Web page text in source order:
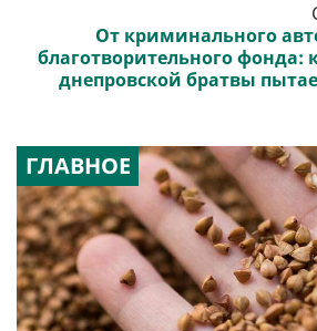
От криминального
благотворительного фонда:
днепровской братвы
ГЛАВНОЕ